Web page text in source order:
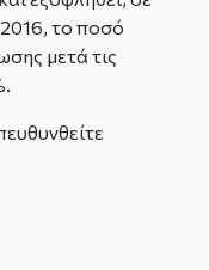
το ποσό
μετά τις